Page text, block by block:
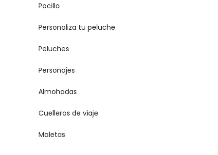
Pocillo
Personaliza tu peluche
Peluches
Personajes
Almohadas
Cuelleros de viaje
Maletas